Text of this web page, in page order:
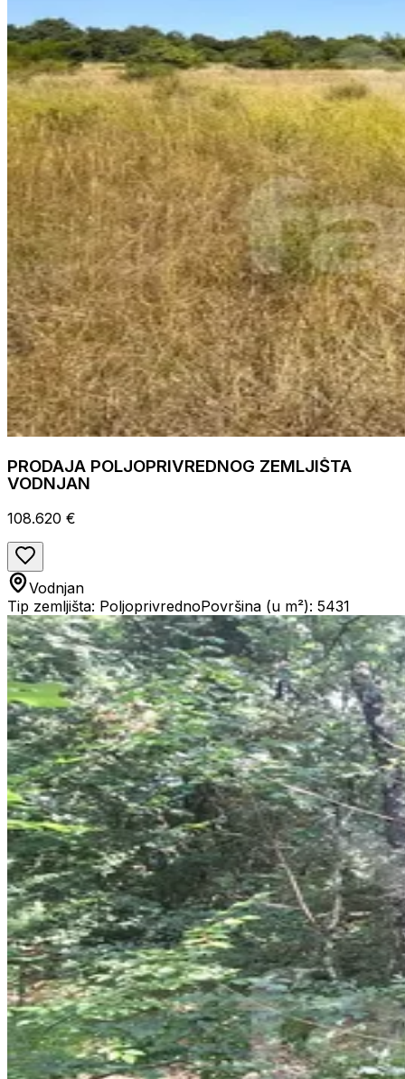
PRODAJA POLJOPRIVREDNOG ZEMLJIŠTA
VODNJAN
108.620 €
Vodnjan
Tip zemljišta: PoljoprivrednoPovršina (u m²): 5431